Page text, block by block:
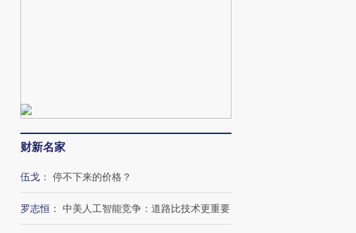
财新名家
伍戈 ： 停不下来的价格？
罗志恒 ： 中美人工智能竞争：道路比技术更重要